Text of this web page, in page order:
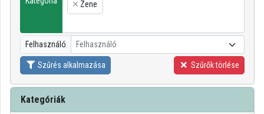
Intézményi listák
Intézmények
Közreműködők
×
Zene
Felhasználó Felhasználó
Szűrés alkalmazása Szűrők törlése
Kategóriák